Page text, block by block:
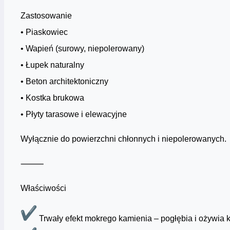
Zastosowanie
• Piaskowiec
• Wapień (surowy, niepolerowany)
• Łupek naturalny
• Beton architektoniczny
• Kostka brukowa
• Płyty tarasowe i elewacyjne
Wyłącznie do powierzchni chłonnych i niepolerowanych.
⸻
Właściwości
Trwały efekt mokrego kamienia – pogłębia i ożywia